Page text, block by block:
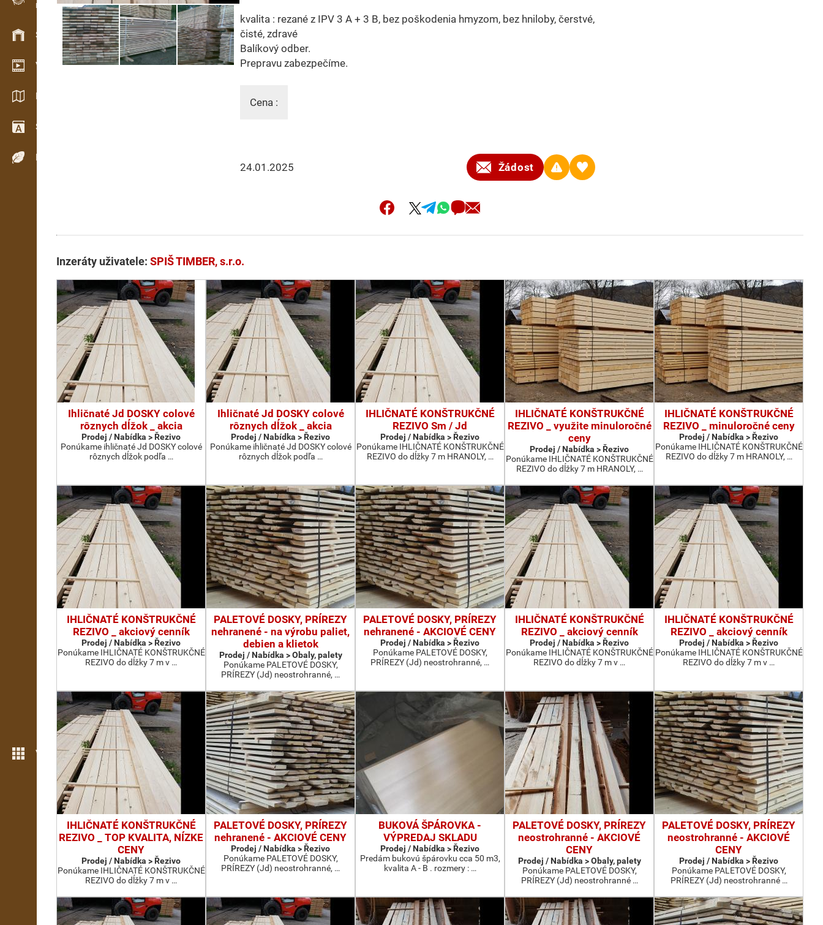
Evidence dřeva v terénu
Skladové hospodářství
Video showroom
Katalogy / Brožury
Slovník
Dřeviny
Více možností
kvalita : rezané z IPV 3 A + 3 B, bez poškodenia hmyzom, bez hniloby, čerstvé,
čisté, zdravé
Balíkový odber.
Prepravu zabezpečíme.
Cena :
24.01.2025 Žádost
Inzeráty uživatele: SPIŠ TIMBER, s.r.o.
Ihličnaté Jd DOSKY colové
rôznych dĺžok _ akcia
Prodej / Nabídka > Řezivo
Ponúkame ihličnaté Jd DOSKY colové
rôznych dĺžok podľa …
Ihličnaté Jd DOSKY colové
rôznych dĺžok _ akcia
Prodej / Nabídka > Řezivo
Ponúkame ihličnaté Jd DOSKY colové
rôznych dĺžok podľa …
IHLIČNATÉ KONŠTRUKČNÉ
REZIVO Sm / Jd
Prodej / Nabídka > Řezivo
Ponúkame IHLIČNATÉ KONŠTRUKČNÉ
REZIVO do dĺžky 7 m HRANOLY, …
IHLIČNATÉ KONŠTRUKČNÉ
REZIVO _ využite minuloročné
ceny
Prodej / Nabídka > Řezivo
Ponúkame IHLIČNATÉ KONŠTRUKČNÉ
REZIVO do dĺžky 7 m HRANOLY, …
IHLIČNATÉ KONŠTRUKČNÉ
REZIVO _ minuloročné ceny
Prodej / Nabídka > Řezivo
Ponúkame IHLIČNATÉ KONŠTRUKČNÉ
REZIVO do dĺžky 7 m HRANOLY, …
IHLIČNATÉ KONŠTRUKČNÉ
REZIVO _ akciový cenník
Prodej / Nabídka > Řezivo
Ponúkame IHLIČNATÉ KONŠTRUKČNÉ
REZIVO do dĺžky 7 m v …
PALETOVÉ DOSKY, PRÍREZY
nehranené - na výrobu paliet,
debien a klietok
Prodej / Nabídka > Obaly, palety
Ponúkame PALETOVÉ DOSKY,
PRÍREZY (Jd) neostrohranné, …
PALETOVÉ DOSKY, PRÍREZY
nehranené - AKCIOVÉ CENY
Prodej / Nabídka > Řezivo
Ponúkame PALETOVÉ DOSKY,
PRÍREZY (Jd) neostrohranné, …
IHLIČNATÉ KONŠTRUKČNÉ
REZIVO _ akciový cenník
Prodej / Nabídka > Řezivo
Ponúkame IHLIČNATÉ KONŠTRUKČNÉ
REZIVO do dĺžky 7 m v …
IHLIČNATÉ KONŠTRUKČNÉ
REZIVO _ akciový cenník
Prodej / Nabídka > Řezivo
Ponúkame IHLIČNATÉ KONŠTRUKČNÉ
REZIVO do dĺžky 7 m v …
IHLIČNATÉ KONŠTRUKČNÉ
REZIVO _ TOP KVALITA, NÍZKE
CENY
Prodej / Nabídka > Řezivo
Ponúkame IHLIČNATÉ KONŠTRUKČNÉ
REZIVO do dĺžky 7 m v …
PALETOVÉ DOSKY, PRÍREZY
nehranené - AKCIOVÉ CENY
Prodej / Nabídka > Řezivo
Ponúkame PALETOVÉ DOSKY,
PRÍREZY (Jd) neostrohranné, …
BUKOVÁ ŠPÁROVKA -
VÝPREDAJ SKLADU
Prodej / Nabídka > Řezivo
Predám bukovú špárovku cca 50 m3,
kvalita A - B . rozmery : …
PALETOVÉ DOSKY, PRÍREZY
neostrohranné - AKCIOVÉ
CENY
Prodej / Nabídka > Obaly, palety
Ponúkame PALETOVÉ DOSKY,
PRÍREZY (Jd) neostrohranné …
PALETOVÉ DOSKY, PRÍREZY
neostrohranné - AKCIOVÉ
CENY
Prodej / Nabídka > Řezivo
Ponúkame PALETOVÉ DOSKY,
PRÍREZY (Jd) neostrohranné …